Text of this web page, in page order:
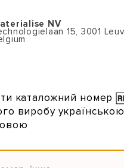
NV
15, 3001
каталожний номер
виробу